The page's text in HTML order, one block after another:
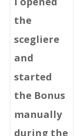
the
scegliere
and
started
the Bonus
manually
during the